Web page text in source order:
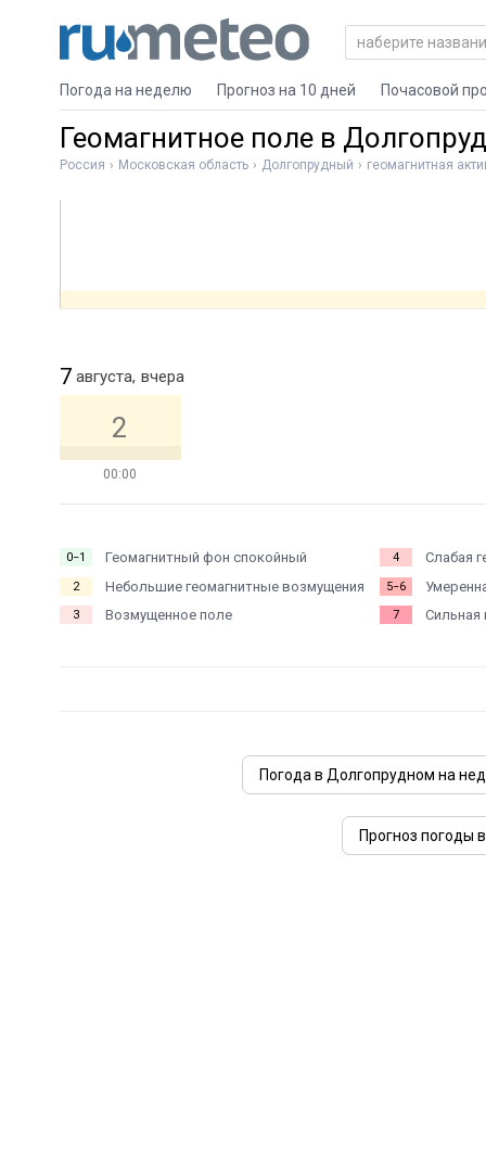
Погода на неделю Прогноз на 10 дней Почасовой
Геомагнитное поле в
Россия Московская область Долгопрудный геомагнитная
7 августа, вчера
00:00
2
0−1 Геомагнитный фон спокойный
2 Небольшие геомагнитные возмущения
3 Возмущенное поле
4 Слабая
5−6
7 Сильная
Погода в Долгопрудном на
Прогноз погоды